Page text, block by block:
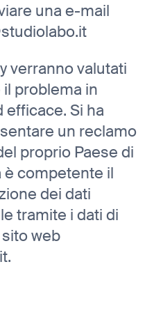
una e-mail
verranno valutati
problema in
Si ha
un reclamo
proprio Paese di
è competente il
dei dati
tramite i dati di
web